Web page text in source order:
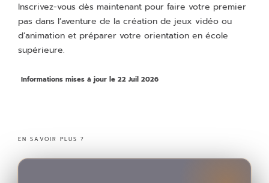
Inscrivez-vous dès maintenant pour faire votre premier
pas dans l’aventure de la création de jeux vidéo ou
d’animation et préparer votre orientation en école
supérieure.
Informations mises à jour le 22 Juil 2026
EN SAVOIR PLUS ?